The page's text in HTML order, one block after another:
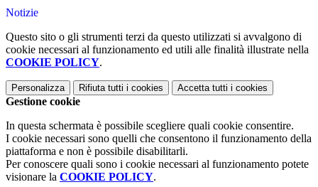
Notizie
Questo sito o gli strumenti terzi da questo utilizzati si avvalgono di
cookie necessari al funzionamento ed utili alle finalità illustrate nella
COOKIE POLICY.
Personalizza Rifiuta tutti i cookies Accetta tutti i cookies
Gestione cookie
In questa schermata è possibile scegliere quali cookie consentire.
I cookie necessari sono quelli che consentono il funzionamento della
piattaforma e non è possibile disabilitarli.
Per conoscere quali sono i cookie necessari al funzionamento potete
visionare la COOKIE POLICY.